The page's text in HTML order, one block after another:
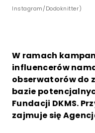
Instagram/Dodoknitter)
W ramach
influencerów
obserwatorów do
bazie
Fundacji DKMS.
zajmuje się